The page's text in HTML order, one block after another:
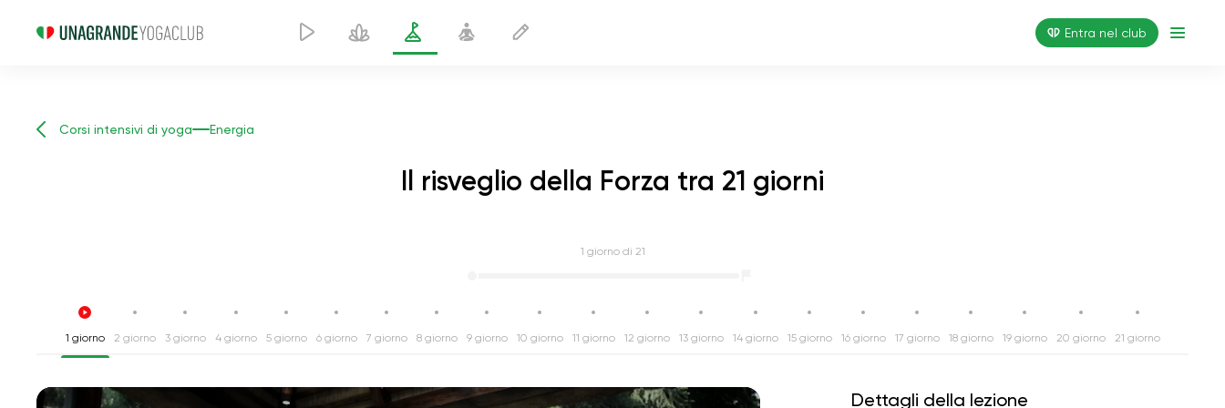
Entra nel club
Corsi intensivi di yoga Energia
Il risveglio della Forza tra 21 giorni
1 giorno di 21
1 giorno 2 giorno 3 giorno 4 giorno 5 giorno 6 giorno 7 giorno 8 giorno 9 giorno 10 giorno 11 giorno 12 giorno 13 giorno 14 giorno 15 giorno 16 giorno 17 giorno 18 giorno 19 giorno 20 giorno 21 giorno
Dettagli della lezione